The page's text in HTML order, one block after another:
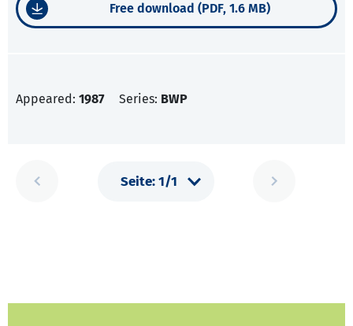
Free download (PDF, 1.6 MB)
Appeared: 1987 Series: BWP